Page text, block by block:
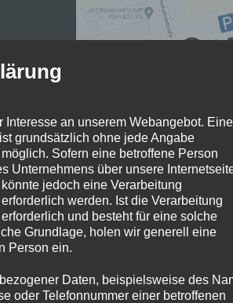
This is an without
Registration is required
An HIV/Syphilis test is
There will be 2 rounds
Interesse an unserem Webangebot. Eine
grundsätzlich ohne jede Angabe
Sofern eine betroffene Person
Unternehmens über unsere
jedoch eine Verarbeitung
werden. Ist die Verarbeitung
und besteht für eine solche
Grundlage, holen wir generell eine
Person ein.
Daten, beispielsweise des
oder Telefonnummer einer betroffenen